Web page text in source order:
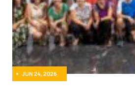
JUN 24, 2026